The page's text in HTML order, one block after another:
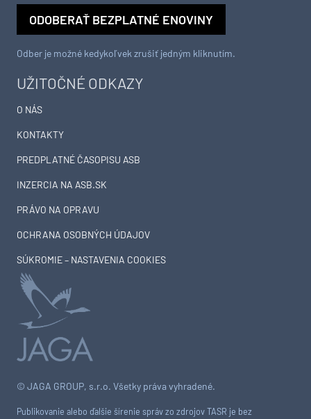
© JAGA GROUP, s.r.o. Všetky práva vyhradené.
Publikovanie alebo ďalšie šírenie správ zo zdrojov TASR je bez
UŽITOČNÉ ODKAZY
O NÁS
KONTAKTY
PREDPLATNÉ ČASOPISU ASB
INZERCIA NA ASB.SK
PRÁVO NA OPRAVU
OCHRANA OSOBNÝCH ÚDAJOV
SÚKROMIE – NASTAVENIA COOKIES
ODOBERAŤ BEZPLATNÉ ENOVINY
Odber je možné kedykoľvek zrušiť jedným kliknutím.